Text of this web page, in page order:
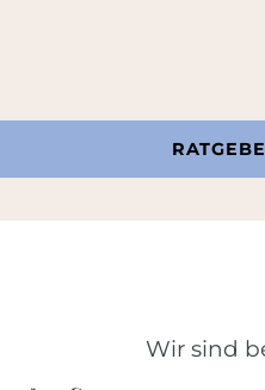
Wir sind